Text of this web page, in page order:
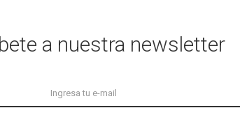
a nuestra newsletter